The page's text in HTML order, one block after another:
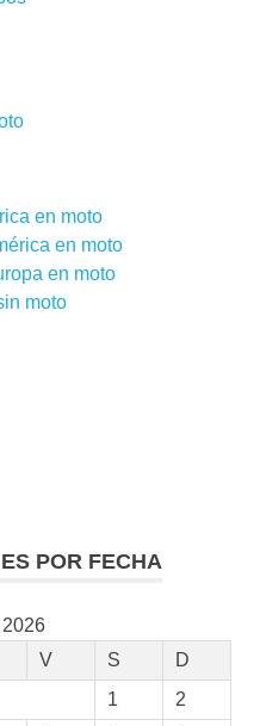
en moto
en moto
en moto
moto
POR FECHA
V S
D
1
2